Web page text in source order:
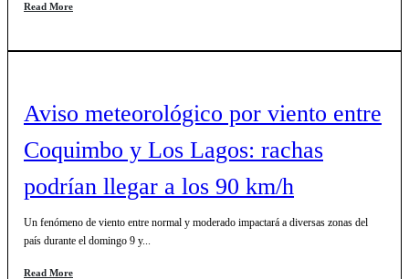
Read More
Aviso meteorológico por viento entre
Coquimbo y Los Lagos: rachas
podrían llegar a los 90 km/h
Un fenómeno de viento entre normal y moderado impactará a diversas zonas del
país durante el domingo 9 y...
Read More